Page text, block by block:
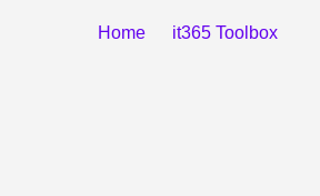
Home it365 Toolbox